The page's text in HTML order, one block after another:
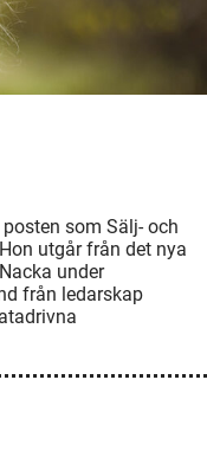
som Sälj- och
utgår från det nya
under
från ledarskap